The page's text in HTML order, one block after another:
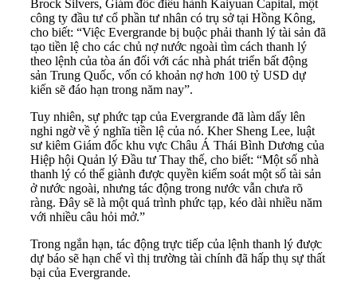
Brock Silvers, Giám đốc điều hành Kaiyuan Capital, một
công ty đầu tư cổ phần tư nhân có trụ sở tại Hồng Kông,
cho biết: “Việc Evergrande bị buộc phải thanh lý tài sản đã
tạo tiền lệ cho các chủ nợ nước ngoài tìm cách thanh lý
theo lệnh của tòa án đối với các nhà phát triển bất động
sản Trung Quốc, vốn có khoản nợ hơn 100 tỷ USD dự
kiến sẽ đáo hạn trong năm nay”.
Tuy nhiên, sự phức tạp của Evergrande đã làm dấy lên
nghi ngờ về ý nghĩa tiền lệ của nó. Kher Sheng Lee, luật
sư kiêm Giám đốc khu vực Châu Á Thái Bình Dương của
Hiệp hội Quản lý Đầu tư Thay thế, cho biết: “Một số nhà
thanh lý có thể giành được quyền kiểm soát một số tài sản
ở nước ngoài, nhưng tác động trong nước vẫn chưa rõ
ràng. Đây sẽ là một quá trình phức tạp, kéo dài nhiều năm
với nhiều câu hỏi mở.”
Trong ngắn hạn, tác động trực tiếp của lệnh thanh lý được
dự báo sẽ hạn chế vì thị trường tài chính đã hấp thụ sự thất
bại của Evergrande.